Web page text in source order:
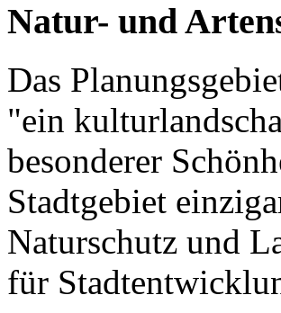
Natur- und
Das
"ein
besonderer
Stadtgebiet
Naturschutz und
für